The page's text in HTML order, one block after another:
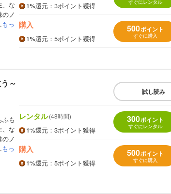
な
ノ
もっ
1%還元 ：3ポイント獲得 すぐにレンタル
購入
1%還元 ：5ポイント獲得
500ポイント
すぐに購入
～
も
な
ノ
もっ
試し読み
レンタル(48時間)
1%還元 ：3ポイント獲得
300ポイント
すぐにレンタル
購入
1%還元 ：5ポイント獲得
500ポイント
すぐに購入